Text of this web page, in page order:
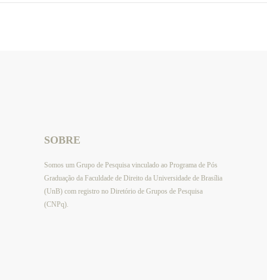
SOBRE
Somos um Grupo de Pesquisa vinculado ao Programa de Pós
Graduação da Faculdade de Direito da Universidade de Brasília
(UnB) com registro no Diretório de Grupos de Pesquisa
(CNPq).